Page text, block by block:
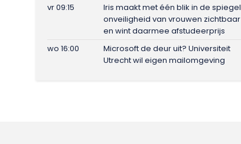
vr 09:15
Iris maakt met één blik in de spiegel
onveiligheid van vrouwen zichtbaar
en wint daarmee afstudeerprijs
wo 16:00
Microsoft de deur uit? Universiteit
Utrecht wil eigen mailomgeving